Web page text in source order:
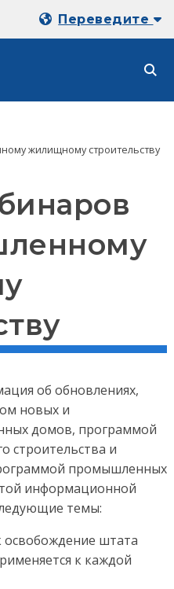
Переведите
жилищному строительству
об обновлениях,
новых и
домов, программой
строительства и
промышленных
информационной
темы:
освобождение штата
к каждой